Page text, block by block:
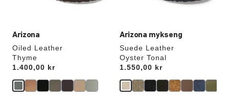
Arizona
Oiled Leather
Thyme
Price:
1.400,00 kr
Arizona mykseng
Suede Leather
Oyster Tonal
Price:
1.550,00 kr